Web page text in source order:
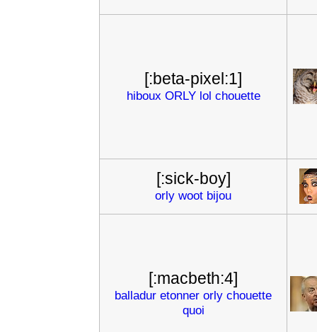
[:beta-pixel:1]
hiboux ORLY lol chouette
[:sick-boy]
orly woot bijou
[:macbeth:4]
balladur etonner orly chouette
quoi